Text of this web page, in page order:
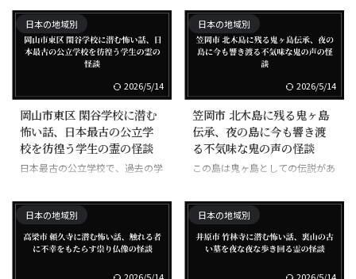
いる。
噂される。
日本の地域別
2026/5/14
岡山市東区 閑谷学校に潜む
怖い話、日本最古の公立学
校を彷徨う学生の霊の怪談
日本最古の公立学校で、過去の学
日本の地域別
2026/5/14
笠岡市 北木島に残る鬼ヶ島
伝承、夜の島に今も響き渡
る不気味な鬼の声の怪談
この島は鬼ヶ島としての伝説があ
れている。
日本の地域別
2026/5/14
日本の地域別
2026/5/14